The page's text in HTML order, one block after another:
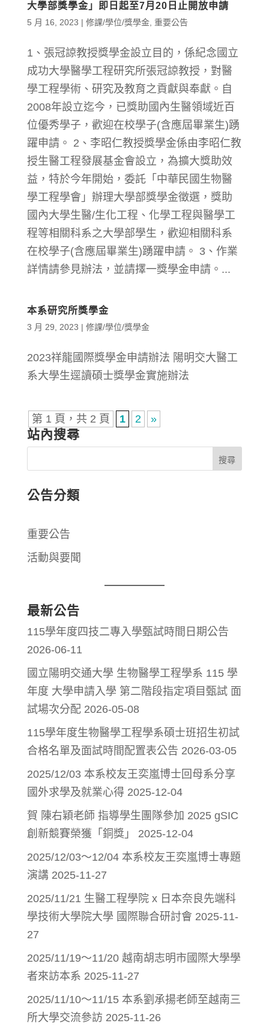
大學部獎學金」即日起至7月20日止開放申請
5 月 16, 2023 | 修課/學位/獎學金, 重要公告
1、張冠諒教授獎學金設立目的，係紀念國立
成功大學醫學工程研究所張冠諒教授，對醫
學工程學術、研究及教育之貢獻與奉獻。自
2008年設立迄今，已獎助國內生醫領域近百
位優秀學子，歡迎在校學子(含應屆畢業生)踴
躍申請。 2、李昭仁教授獎學金係由李昭仁教
授生醫工程發展基金會設立，為擴大獎助效
益，特於今年開始，委託「中華民國生物醫
學工程學會」辦理大學部獎學金徵選，獎助
國內大學生醫/生化工程、化學工程與醫學工
程等相關科系之大學部學生，歡迎相關科系
在校學子(含應屆畢業生)踴躍申請。 3、作業
詳情請參見辦法，並請擇一獎學金申請。...
本系研究所獎學金
3 月 29, 2023 | 修課/學位/獎學金
2023祥龍國際獎學金申請辦法 陽明交大醫工
系大學生逕讀碩士獎學金實施辦法
第 1 頁，共 2 頁 1 2 »
站內搜尋
公告分類
重要公告
活動與要聞
最新公告
115學年度四技二專入學甄試時間日期公告
2026-06-11
國立陽明交通大學 生物醫學工程學系 115 學
年度 大學申請入學 第二階段指定項目甄試 面
試場次分配 2026-05-08
115學年度生物醫學工程學系碩士班招生初試
合格名單及面試時間配置表公告 2026-03-05
2025/12/03 本系校友王奕嵐博士回母系分享
國外求學及就業心得 2025-12-04
賀 陳右穎老師 指導學生團隊參加 2025 gSIC
創新競賽榮獲「銅獎」
2025-12-04
2025/12/03～12/04 本系校友王奕嵐博士專題
演講 2025-11-27
2025/11/21 生醫工程學院 x 日本奈良先端科
學技術大學院大學 國際聯合研討會 2025-11-
27
2025/11/19～11/20 越南胡志明市國際大學學
者來訪本系 2025-11-27
2025/11/10～11/15 本系劉承揚老師至越南三
所大學交流參訪 2025-11-26